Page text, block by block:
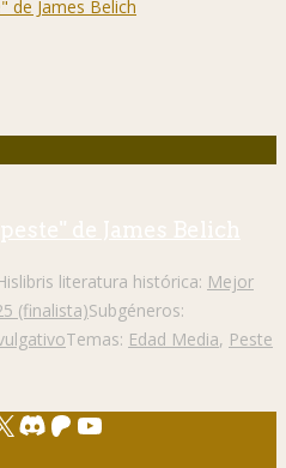
de James Belich
literatura histórica: Mejor
(finalista)Subgéneros:
Temas: Edad Media, Peste
Discord
Patreon
YouTube